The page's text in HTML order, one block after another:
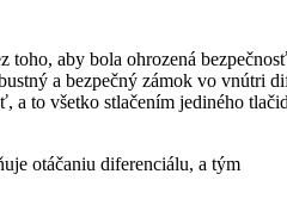
aby bola ohrozená
a bezpečný zámok vo vnútri
a to všetko stlačením jediného
otáčaniu diferenciálu, a tým